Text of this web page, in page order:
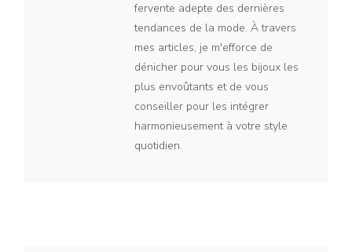
fervente adepte des dernières
tendances de la mode. À travers
mes articles, je m'efforce de
dénicher pour vous les bijoux les
plus envoûtants et de vous
conseiller pour les intégrer
harmonieusement à votre style
quotidien.